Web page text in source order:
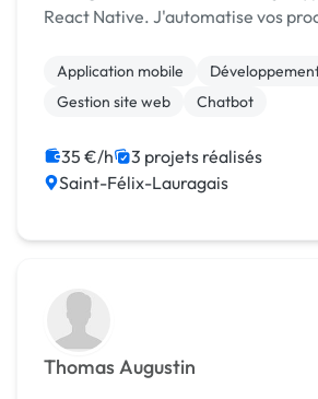
React Native. J'automatise vos
Application mobile
Gestion site web
Chatbot
35 €/h
3 projets réalisés
Saint-Félix-Lauragais
Thomas Augustin